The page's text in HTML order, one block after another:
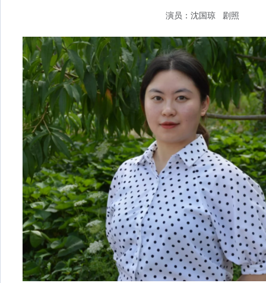
演员：沈国琼 剧照